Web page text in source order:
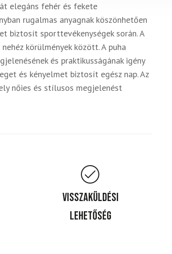
elegáns fehér és fekete
rugalmas anyagnak köszönhetően
biztosít sporttevékenységek során. A
körülmények között. A puha
és praktikusságának igény
és kényelmet biztosít egész nap. Az
nőies és stílusos megjelenést
Visszaküldési
lehetőség